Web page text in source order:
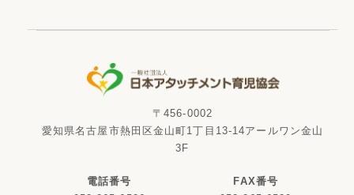
〒456-0002
愛知県名古屋市熱田区金山町1丁目13-14アールワン金山
3F
電話番号
FAX番号